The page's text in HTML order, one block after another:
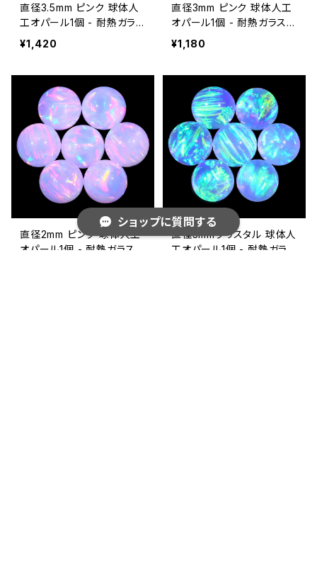
直径3.5mm ピンク 球体人
工オパール1個 - 耐熱ガラス
/ ボロシリケイトガラス（CO
E33）専用
¥1,420
直径3mm ピンク 球体人工
オパール1個 - 耐熱ガラス /
ボロシリケイトガラス（COE
33）専用
¥1,180
直径2mm ピンク 球体人工
オパール1個 - 耐熱ガラス /
直径3mmクリスタル 球体人
工オパール1個 - 耐熱ガラス
ショップに質問する